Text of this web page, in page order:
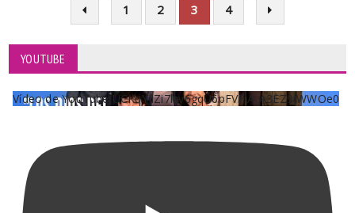
1 2 3 4
YOUTUBE
Vídeo de YouTube UCKqYjiZi7lzy6gqU6pFVFiA_A3EZ9JWWOe0